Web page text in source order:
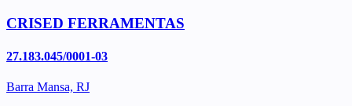
CRISED FERRAMENTAS
27.183.045/0001-03
Barra Mansa, RJ